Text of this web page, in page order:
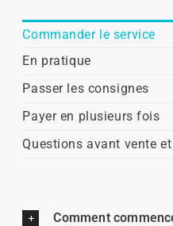
Commander le service
En pratique
Passer les consignes
Payer en plusieurs fois
Questions avant vente
Comment